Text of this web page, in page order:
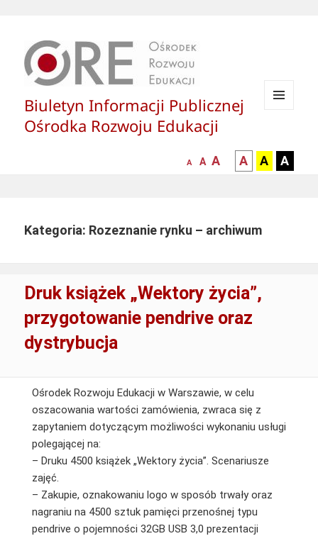
Biuletyn Informacji Publicznej
Ośrodka Rozwoju Edukacji
mniejsza
A
normalna
A
większa-
czcionka
A
kontrast
czarny
tle
A
kontrast
czarny
tle
A
żółty
A
Kategoria: Rozeznanie rynku – archiwum
Druk książek „Wektory życia”,
przygotowanie pendrive oraz
dystrybucja
Ośrodek Rozwoju Edukacji w Warszawie, w celu
oszacowania wartości zamówienia, zwraca się z
zapytaniem dotyczącym możliwości wykonaniu usługi
polegającej na:
– Druku 4500 książek „Wektory życia”. Scenariusze
zajęć.
– Zakupie, oznakowaniu logo w sposób trwały oraz
nagraniu na 4500 sztuk pamięci przenośnej typu
pendrive o pojemności 32GB USB 3,0 prezentacji